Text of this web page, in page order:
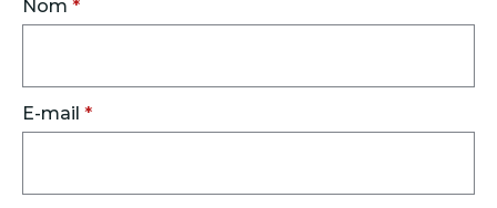
Nom *
E-mail *